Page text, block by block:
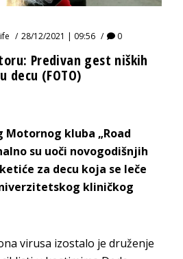
28/12/2021 | 09:56 0
Predivan gest niških
decu (FOTO)
kluba „Road
su uoči novogodišnjih
za decu koja se leče
kliničkog
virusa izostalo je druženje